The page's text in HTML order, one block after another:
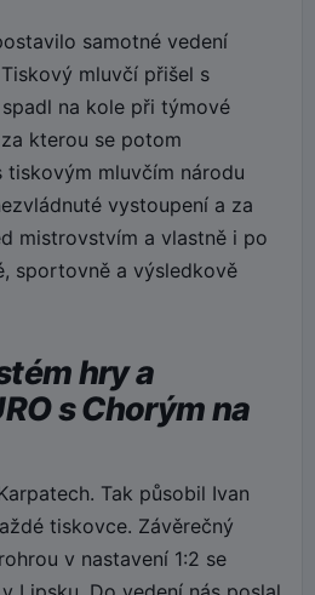
samotné vedení
mluvčí přišel s
na kole při týmové
kterou se potom
tiskovým mluvčím národu
vystoupení a za
mistrovstvím a vlastně i po
sportovně a výsledkově
hry a
s Chorým na
Tak působil Ivan
tiskovce. Závěrečný
v nastavení 1:2 se